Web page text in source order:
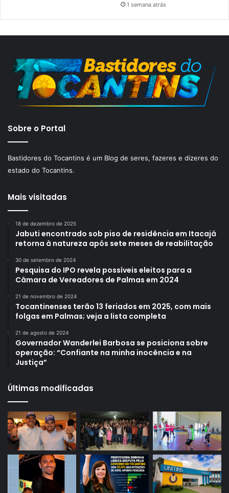
1 semana atrás
Sobre o Portal
Bastidores do Tocantins é um Blog de seres, fazeres e dizeres do
estado do Tocantins.
Mais visitadas
18 de dezembro de 2025
Jabuti encontrado sob piso de residência em Itacajá
retorna à natureza após sete meses de reabilitação
30 de setembro de 2024
Pesquisa do IPO revela possíveis eleitos para a
Câmara de Vereadores de Palmas em 2024
21 de novembro de 2024
Tocantinenses terão 13 feriados em 2025, com mais
folgas em Palmas; veja a lista completa
21 de agosto de 2024
Governador Wanderlei Barbosa se posiciona sobre
operação: “Confiante na minha inocência e na
Justiça”
Últimas modificadas